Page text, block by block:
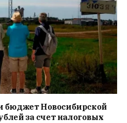
бюджет Новосибирской
за счет налоговых